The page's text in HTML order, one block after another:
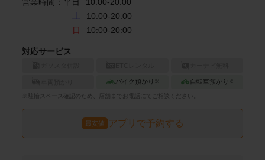
土
10:00-20:00
日
10:00-20:00
対応サービス
バイク預かり ※ 自転車預かり ※
※ スペース確認のため、店舗までお電話にてご相談ください。
最安値 アプリで予約する